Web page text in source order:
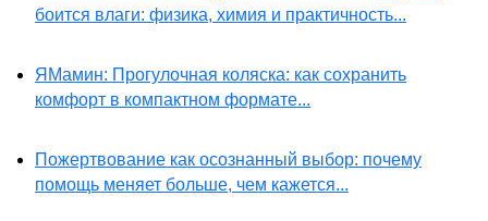
боится влаги: физика, химия и практичность...
ЯМамин: Прогулочная коляска: как сохранить
комфорт в компактном формате...
Пожертвование как осознанный выбор: почему
помощь меняет больше, чем кажется...